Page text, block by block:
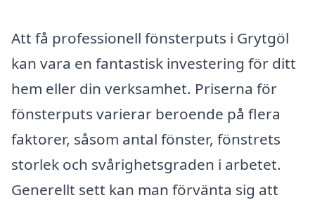
Att få professionell fönsterputs i Grytgöl
kan vara en fantastisk investering för ditt
hem eller din verksamhet. Priserna för
fönsterputs varierar beroende på flera
faktorer, såsom antal fönster, fönstrets
storlek och svårighetsgraden i arbetet.
Generellt sett kan man förvänta sig att